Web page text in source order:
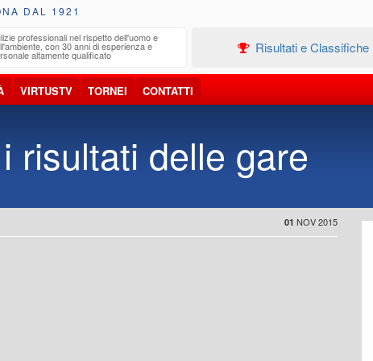
DAL 1921
professionali nel rispetto dell'uomo e
con 30 anni di esperienza e
altamente qualificato Risultati e Classifiche
VIRTUSTV TORNEI CONTATTI
risultati delle gare
01 NOV 2015